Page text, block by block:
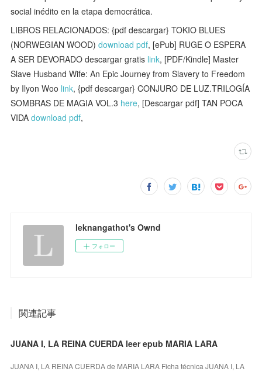
social inédito en la etapa democrática.
LIBROS RELACIONADOS: {pdf descargar} TOKIO BLUES
(NORWEGIAN WOOD)download pdf, [ePub] RUGE O ESPERA
A SER DEVORADO descargar gratis link, [PDF/Kindle] Master
Slave Husband Wife: An Epic Journey from Slavery to Freedom
by Ilyon Woo link, {pdf descargar} CONJURO DE LUZ.TRILOGÍA
SOMBRAS DE MAGIA VOL.3 here, [Descargar pdf] TAN POCA
VIDAdownload pdf,
leknangathot's Ownd
フォロー
関連記事
JUANA I, LA REINA CUERDA leer epub MARIA LARA
JUANA I, LA REINA CUERDA de MARIA LARA Ficha técnica JUANA I, LA